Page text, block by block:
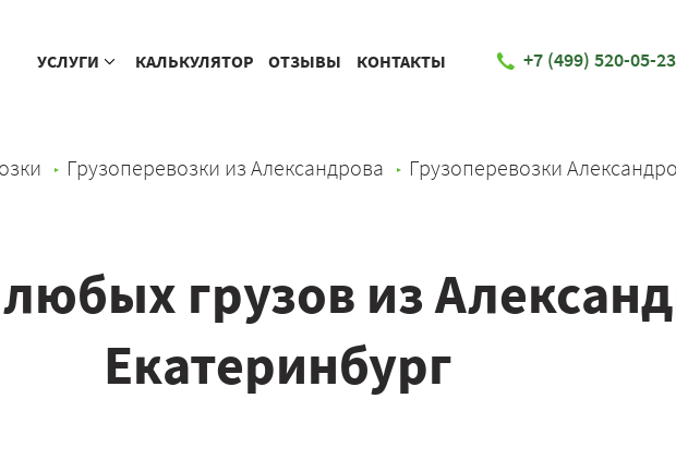
УСЛУГИ КАЛЬКУЛЯТОР ОТЗЫВЫ КОНТАКТЫ +7 (499) 520-05-23
Грузоперевозки из Александрова Грузоперевозки
грузов из
Екатеринбург